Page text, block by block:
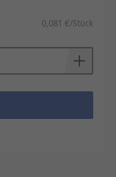
0,081 €/Stück